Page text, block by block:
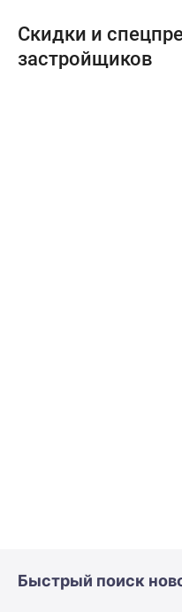
Скидки и
застройщиков
Быстрый поиск